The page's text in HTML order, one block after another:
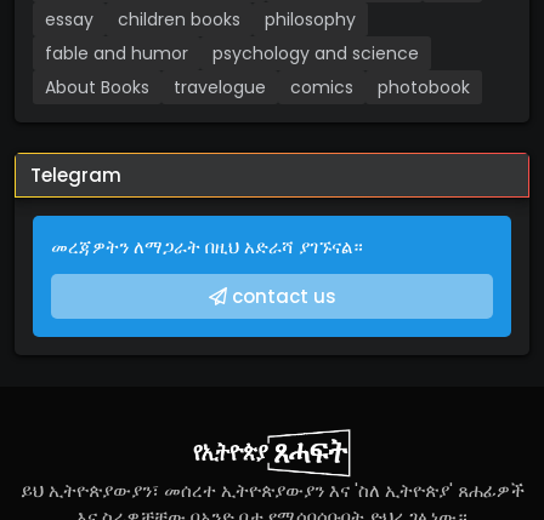
essay
children books
philosophy
fable and humor
psychology and science
About Books
travelogue comics photobook
Telegram
መረጃዎትን ለማጋራት በዚህ አድራሻ ያገኙናል።
contact us
ይህ ኢትዮጵያውያን፣ መሰረተ ኢትዮጵያውያን እና 'ስለ ኢትዮጵያ' ጸሐፊዎች